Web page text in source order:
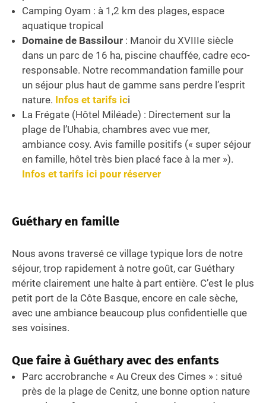
Camping Oyam : à 1,2 km des plages, espace
aquatique tropical
Domaine de Bassilour : Manoir du XVIIIe siècle
dans un parc de 16 ha, piscine chauffée, cadre eco-
responsable. Notre recommandation famille pour
un séjour plus haut de gamme sans perdre l’esprit
nature. Infos et tarifs ici
La Frégate (Hôtel Miléade) : Directement sur la
plage de l’Uhabia, chambres avec vue mer,
ambiance cosy. Avis famille positifs (« super séjour
en famille, hôtel très bien placé face à la mer »).
Infos et tarifs ici pour réserver
Guéthary en famille
Nous avons traversé ce village typique lors de notre
séjour, trop rapidement à notre goût, car Guéthary
mérite clairement une halte à part entière. C’est le plus
petit port de la Côte Basque, encore en cale sèche,
avec une ambiance beaucoup plus confidentielle que
ses voisines.
Que faire à Guéthary avec des enfants
Parc accrobranche « Au Creux des Cimes » : situé
près de la plage de Cenitz, une bonne option nature